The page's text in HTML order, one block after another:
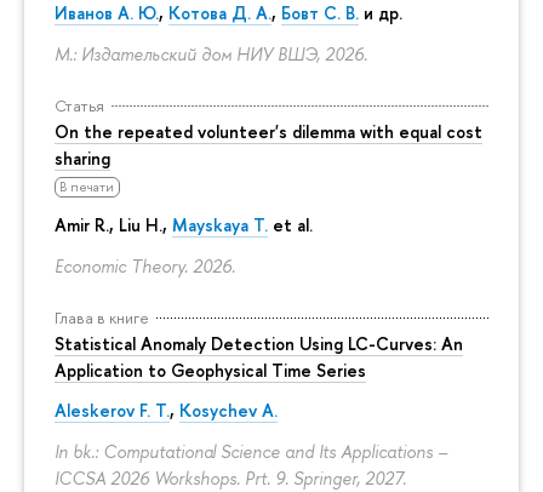
Иванов А. Ю., Котова Д. А., Бовт С. В. и др.
М.: Издательский дом НИУ ВШЭ, 2026.
Статья
On the repeated volunteer's dilemma with equal cost
sharing
В печати
Amir R., Liu H., Mayskaya T. et al.
Economic Theory. 2026.
Глава в книге
Statistical Anomaly Detection Using LC-Curves: An
Application to Geophysical Time Series
Aleskerov F. T., Kosychev A.
In bk.: Computational Science and Its Applications –
ICCSA 2026 Workshops. Prt. 9. Springer, 2027.